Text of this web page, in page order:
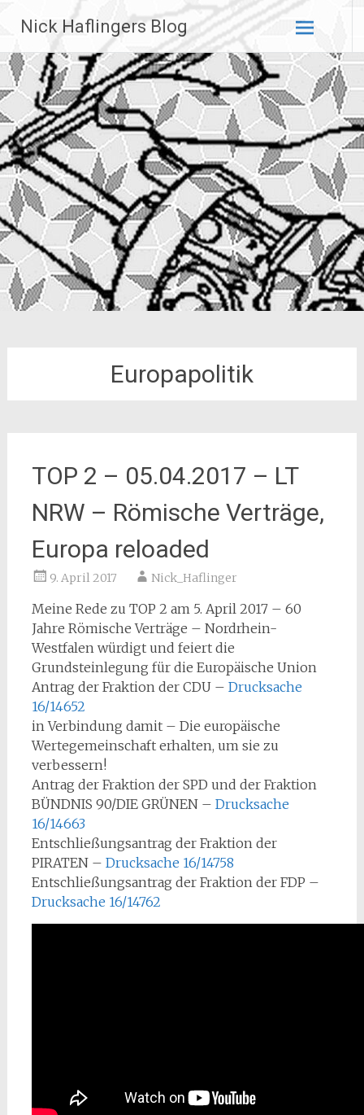
Inhalt
springen
Nick Haflingers Blog
Europapolitik
TOP 2 – 05.04.2017 – LT
NRW – Römische Verträge,
Europa reloaded
9. April 2017 Nick_Haflinger
Meine Rede zu TOP 2 am 5. April 2017 – 60
Jahre Römische Verträge – Nordrhein-
Westfalen würdigt und feiert die
Grundsteinlegung für die Europäische Union
Antrag der Fraktion der CDU – Drucksache
16/14652
in Verbindung damit – Die europäische
Wertegemeinschaft erhalten, um sie zu
verbessern!
Antrag der Fraktion der SPD und der Fraktion
BÜNDNIS 90/DIE GRÜNEN – Drucksache
16/14663
Entschließungsantrag der Fraktion der
PIRATEN – Drucksache 16/14758
Entschließungsantrag der Fraktion der FDP –
Drucksache 16/14762